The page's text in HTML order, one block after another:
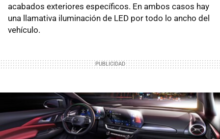
acabados exteriores específicos. En ambos casos hay
una llamativa iluminación de LED por todo lo ancho del
vehículo.